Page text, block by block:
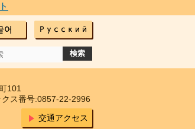
101
ス番号:0857-22-2996
交通アクセス